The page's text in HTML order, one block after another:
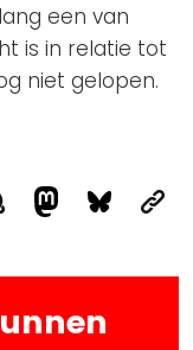
een van
is in relatie tot
niet gelopen.